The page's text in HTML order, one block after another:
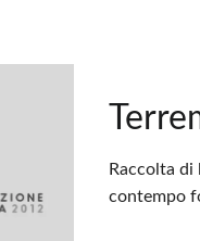
Raccolta di
contempo